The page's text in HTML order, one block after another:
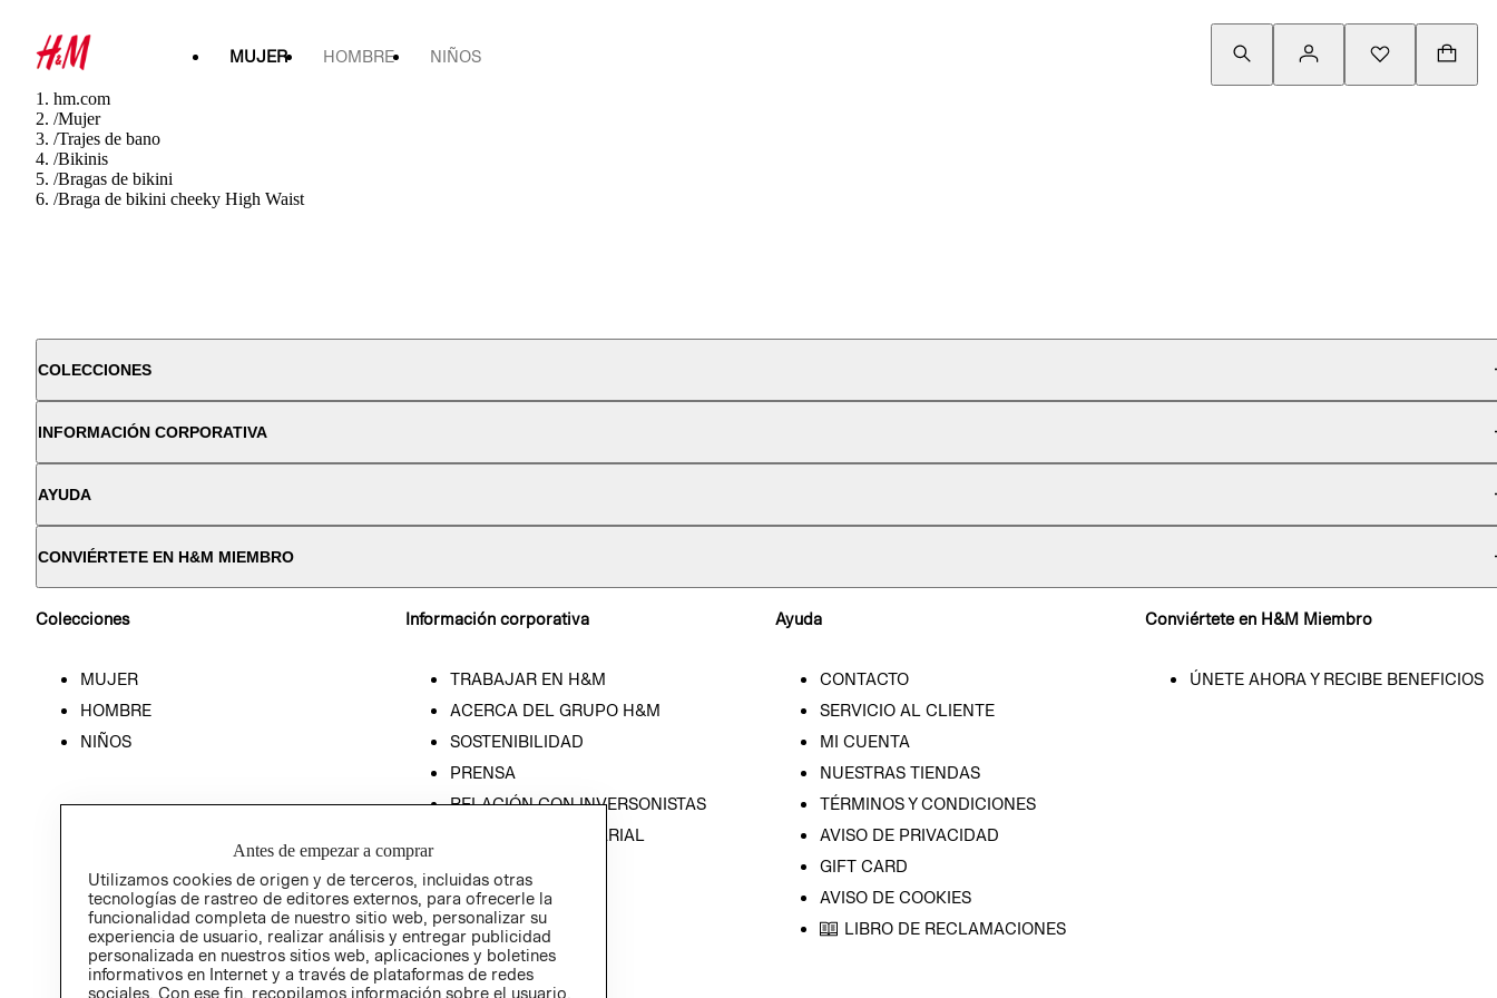
MUJER HOMBRE NIÑOS
hm.com
/Mujer
/Trajes de bano
/Bikinis
/Bragas de bikini
/Braga de bikini cheeky High Waist
COLECCIONES
INFORMACIÓN CORPORATIVA
AYUDA
CONVIÉRTETE EN H&M MIEMBRO
Colecciones
MUJER
HOMBRE
NIÑOS
Información corporativa
TRABAJAR EN H&M
ACERCA DEL GRUPO H&M
SOSTENIBILIDAD
PRENSA
RELACIÓN CON INVERSONISTAS
POLÍTICA EMPRESARIAL
Ayuda
CONTACTO
SERVICIO AL CLIENTE
MI CUENTA
NUESTRAS TIENDAS
TÉRMINOS Y CONDICIONES
AVISO DE PRIVACIDAD
GIFT CARD
AVISO DE COOKIES
LIBRO DE RECLAMACIONES
Conviértete en H&M Miembro
ÚNETE AHORA Y RECIBE BENEFICIOS
Antes de empezar a comprar
Utilizamos cookies de origen y de terceros, incluidas otras
tecnologías de rastreo de editores externos, para ofrecerle la
funcionalidad completa de nuestro sitio web, personalizar su
experiencia de usuario, realizar análisis y entregar publicidad
personalizada en nuestros sitios web, aplicaciones y boletines
informativos en Internet y a través de plataformas de redes
sociales. Con ese fin, recopilamos información sobre el usuario,